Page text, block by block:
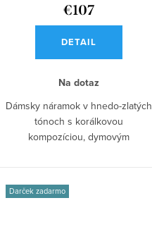
€107
DETAIL
Na dotaz
Dámsky náramok v hnedo-zlatých
tónoch s korálkovou
kompozíciou, dymovým
Darček zadarmo